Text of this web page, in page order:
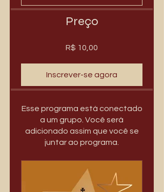
Preço
R$ 10,00
Inscrever-se agora
Esse programa está conectado
a um grupo. Você será
adicionado assim que você se
juntar ao programa.